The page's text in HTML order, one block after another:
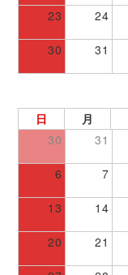
23 24
30 31
日 月
30
31
6 7
13 14
20 21